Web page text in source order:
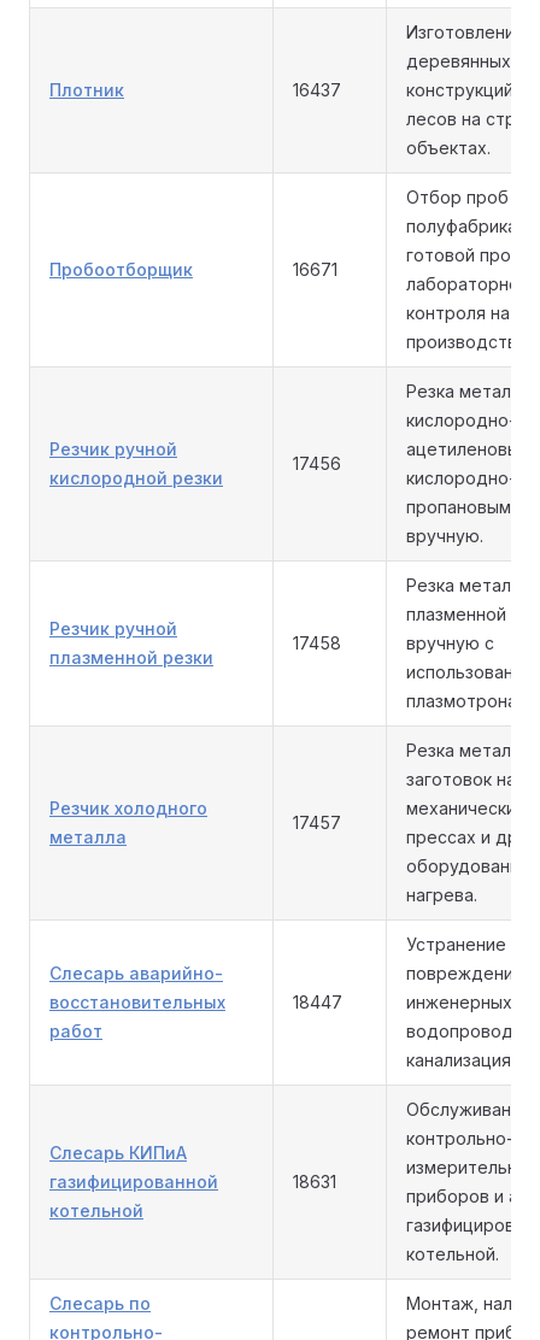
Плотник 16437
Изготовление
деревянных
конструкций,
лесов на
объектах.
Пробоотборщик 16671
Отбор проб
готовой
лабораторного
контроля на
производстве.
Резчик ручной
кислородной резки
17456
Резка металла
кислородно-
ацетиленовым
кислородно-
пропановым
вручную.
Резчик ручной
плазменной резки
17458
Резка металла
плазменной
вручную с
плазмотрона.
Резчик холодного
металла
17457
Резка
заготовок на
механических
прессах и
оборудовании
нагрева.
Слесарь аварийно-
восстановительных
работ
18447
Устранение
повреждений
инженерных
водопровод,
канализация,
Слесарь КИПиА
газифицированной
котельной
18631
Обслуживание
контрольно-
измерительных
приборов и
котельной.
Слесарь по
контрольно-
Монтаж,
ремонт